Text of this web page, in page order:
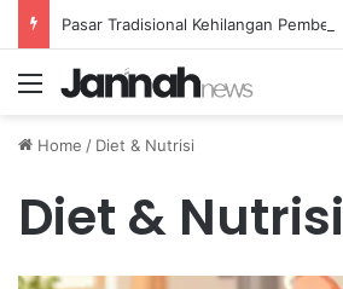
Menu
Home / Diet & Nutrisi
Diet & Nutrisi